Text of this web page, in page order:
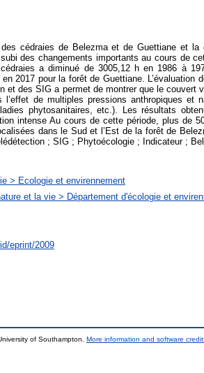
cédraies de Belezma et de Guettiane et la
des changements importants au cours de
a diminué de 3005,12 h en 1986 à
2017 pour la forêt de Guettiane. L’évaluation
et des SIG a permet de montrer que le couvert
de multiples pressions anthropiques et
phytosanitaires, etc.). Les résultats
intense Au cours de cette période, plus de
dans le Sud et l’Est de la forêt de
; SIG ; Phytoécologie ; Indicateur ;
> Ecologie et envirennement
et la vie > Département d'écologie et
eprint/2009
of Southampton. More information and software